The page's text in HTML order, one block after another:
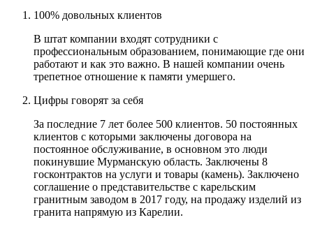
100% довольных клиентов
В штат компании входят сотрудники с
профессиональным образованием, понимающие где они
работают и как это важно. В нашей компании очень
трепетное отношение к памяти умершего.
Цифры говорят за себя
За последние 7 лет более 500 клиентов. 50 постоянных
клиентов с которыми заключены договора на
постоянное обслуживание, в основном это люди
покинувшие Мурманскую область. Заключены 8
госконтрактов на услуги и товары (камень). Заключено
соглашение о представительстве с карельским
гранитным заводом в 2017 году, на продажу изделий из
гранита напрямую из Карелии.